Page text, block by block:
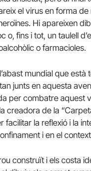
el virus en forma
Hi apareixen
o, fins i tot, un taulell
o farmacioles.
mundial que està
junts en aquesta
per combatre aquest
creadora de la
facilitar la reflexió i la
i en el
construït i els costa